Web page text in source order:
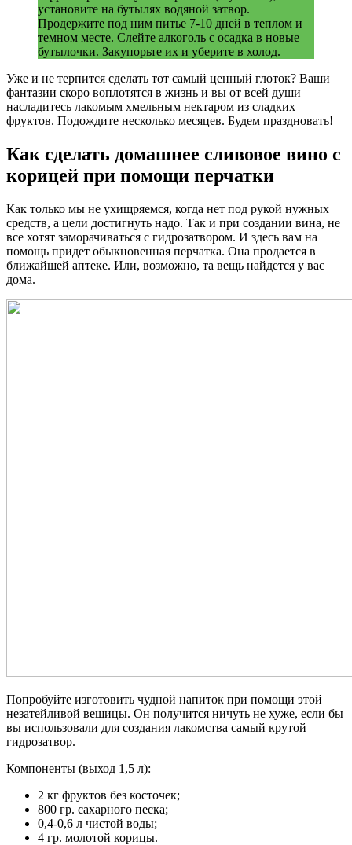
установите на бутылях водяной затвор.
Продержите под ним питье 7-10 дней в теплом и
темном месте. Слейте алкоголь с осадка в новые
бутылочки. Закупорьте их и уберите в холод.
Уже и не терпится сделать тот самый ценный глоток? Ваши
фантазии скоро воплотятся в жизнь и вы от всей души
насладитесь лакомым хмельным нектаром из сладких
фруктов. Подождите несколько месяцев. Будем праздновать!
Как сделать домашнее сливовое вино с
корицей при помощи перчатки
Как только мы не ухищряемся, когда нет под рукой нужных
средств, а цели достигнуть надо. Так и при создании вина, не
все хотят заморачиваться с гидрозатвором. И здесь вам на
помощь придет обыкновенная перчатка. Она продается в
ближайшей аптеке. Или, возможно, та вещь найдется у вас
дома.
Попробуйте изготовить чудной напиток при помощи этой
незатейливой вещицы. Он получится ничуть не хуже, если бы
вы использовали для создания лакомства самый крутой
гидрозатвор.
Компоненты (выход 1,5 л):
2 кг фруктов без косточек;
800 гр. сахарного песка;
0,4-0,6 л чистой воды;
4 гр. молотой корицы.